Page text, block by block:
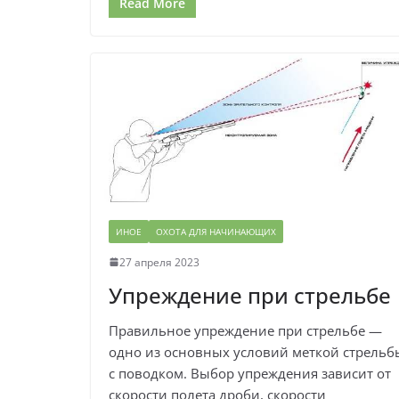
Read More
ИНОЕ ОХОТА ДЛЯ НАЧИНАЮЩИХ
27 апреля 2023
Упреждение при стрельбе
Правильное упреждение при стрельбе —
одно из основных условий меткой
с поводком. Выбор упреждения зависит от
скорости полета дроби, скорости